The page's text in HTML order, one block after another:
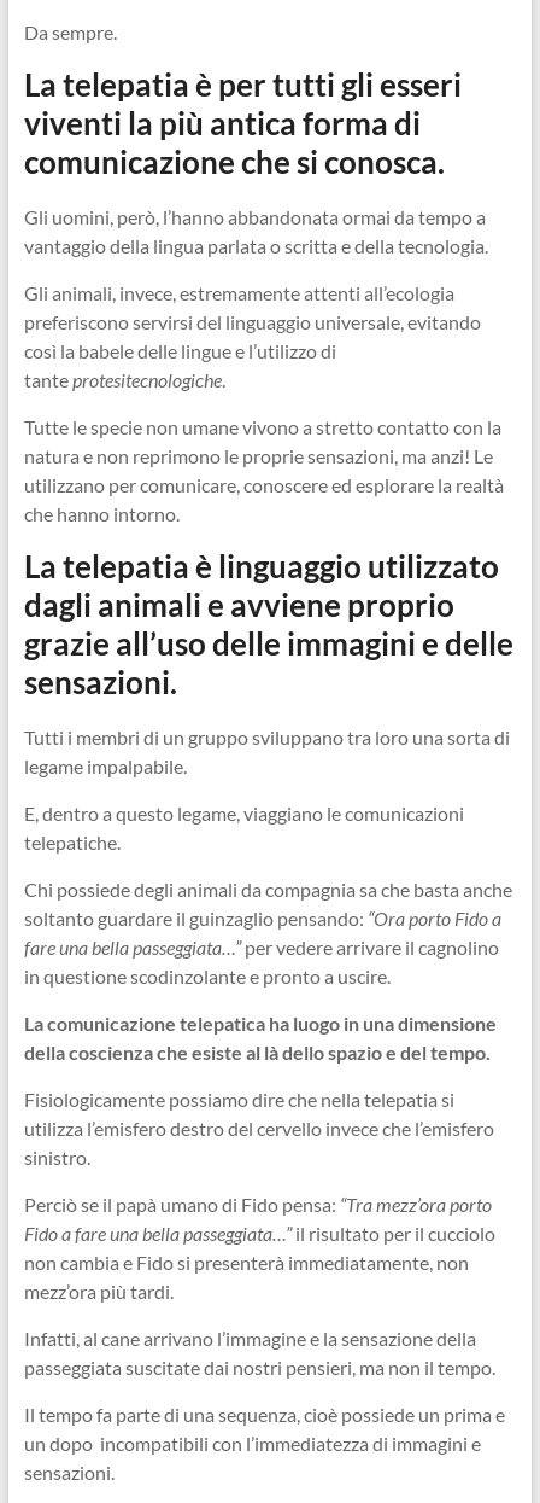
Da sempre.
La telepatia è per tutti gli esseri
viventi la più antica forma di
comunicazione che si conosca.
Gli uomini, però, l’hanno abbandonata ormai da tempo a
vantaggio della lingua parlata o scritta e della tecnologia.
Gli animali, invece, estremamente attenti all’ecologia
preferiscono servirsi del linguaggio universale, evitando
così la babele delle lingue e l’utilizzo di
tanteprotesitecnologiche.
Tutte le specie non umane vivono a stretto contatto con la
natura e non reprimono le proprie sensazioni, ma anzi! Le
utilizzano per comunicare, conoscere ed esplorare la realtà
che hanno intorno.
La telepatia è linguaggio utilizzato
dagli animali e avviene proprio
grazie all’uso delle immagini e delle
sensazioni.
Tutti i membri di un gruppo sviluppano tra loro una sorta di
legame impalpabile.
E, dentro a questo legame, viaggiano le comunicazioni
telepatiche.
Chi possiede degli animali da compagnia sa che basta anche
soltanto guardare il guinzaglio pensando: “Ora porto Fido a
fare una bella passeggiata…”per vedere arrivare il cagnolino
in questione scodinzolante e pronto a uscire.
La comunicazione telepatica ha luogo in una dimensione
della coscienza che esiste al là dello spazio e del tempo.
Fisiologicamente possiamo dire che nella telepatia si
utilizza l’emisfero destro del cervello invece che l’emisfero
sinistro.
Perciò se il papà umano di Fido pensa: “Tra mezz’ora porto
Fido a fare una bella passeggiata…”il risultato per il cucciolo
non cambia e Fido si presenterà immediatamente, non
mezz’ora più tardi.
Infatti, al cane arrivano l’immagine e la sensazione della
passeggiata suscitate dai nostri pensieri, ma non il tempo.
Il tempo fa parte di una sequenza, cioè possiede un prima e
un dopo incompatibili con l’immediatezza di immagini e
sensazioni.